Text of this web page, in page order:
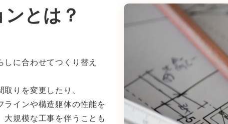
とは？
に合わせてつくり替え
りを変更したり、
ラインや構造躯体の性能を
規模な工事を伴うことも